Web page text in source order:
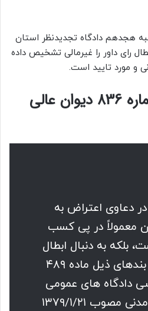
هجدهم دادگاه تجدیدنظر استان
رای داور را غیرمالی تشخیص داده
و مورد تایید است.
رای وحدت‌ رویه شماره 836 دیوان عالی
دعاوی اعتراض به
معمولاً در پی کسب
بلکه به دنبال ابطال
رای داوری مطابق بندهای ذیل ماده ۴۸۹
دادگاه های عمومی
و انقلاب در امور مدنی مصوب ۱۳۷۹/۱/۲۱